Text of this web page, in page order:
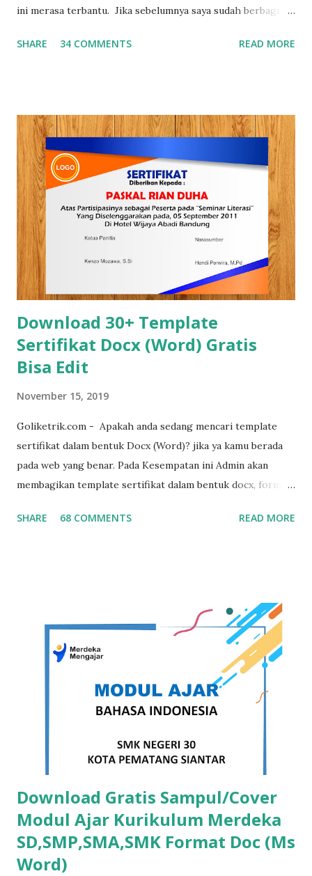
ini merasa terbantu. Jika sebelumnya saya sudah berbagi 3
Curriculum Vitae (CV) hari ini saya akan berbagi 30+
bahwa pada saat membuat laporan, membuat proposal dan
membuat makalah selain dari mempersiapkan isinya secara
matang kita juga harus memperhatikan desain covernya,
karena cover salah satu bagian yang sangat krusial untuk
menentukan apakah laporan,proposal dan makalah yang
kamu buat akan dibaca atau tidak. Jika ditanya apakah
penting membuat cover yang menarik dan kreatif? tentu
jawabannya adalah Ya, karena cover menjadi bagian yang
tidak terpisakan dari laporan, proposal dan d...
SHARE 34 COMMENTS READ MORE
Download 30+ Template
Sertifikat Docx (Word) Gratis
Bisa Edit
November 15, 2019
Goliketrik.com - Apakah anda sedang mencari template
sertifikat dalam bentuk Docx (Word)? jika ya kamu berada
pada web yang benar. Pada Kesempatan ini Admin akan
membagikan template sertifikat dalam bentuk docx, format
untuk diedit ulang sesuai dengan kebutuhan. template ini
jelas dibawah ini template sertifikat yang kami maksud :
Download Template Sertifikat Word Free Dibawah ini
koleksi template sertifikat docx (word) Template Sertifikat
Word Free Versi 1 DOWNLOAD Template Sertifikat Word
Free Versi 2 DOWNLOAD Template Sertifikat Word Free
Versi 3 DOWNLOAD Template Sertifikat Word Free Versi 4
DOWNLOAD Template Sertifikat Word Free Versi 5
DOWNLOAD Template Sertifikat ...
SHARE 68 COMMENTS READ MORE
Download Gratis Sampul/Cover
Modul Ajar Kurikulum Merdeka
SD,SMP,SMA,SMK Format Doc (Ms
Word)